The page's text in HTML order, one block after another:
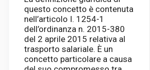
questo concetto è contenuta
nell’articolo I. 1254-1
dell’ordinanza n. 2015-380
del 2 aprile 2015 relativa al
trasporto salariale. È un
concetto particolare a causa